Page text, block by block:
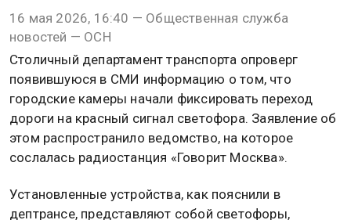
16 мая 2026, 16:40 — Общественная служба
новостей — ОСН
Столичный департамент транспорта опроверг
появившуюся в СМИ информацию о том, что
городские камеры начали фиксировать переход
дороги на красный сигнал светофора. Заявление об
этом распространило ведомство, на которое
сослалась радиостанция «Говорит Москва».
Установленные устройства, как пояснили в
дептрансе, представляют собой светофоры,